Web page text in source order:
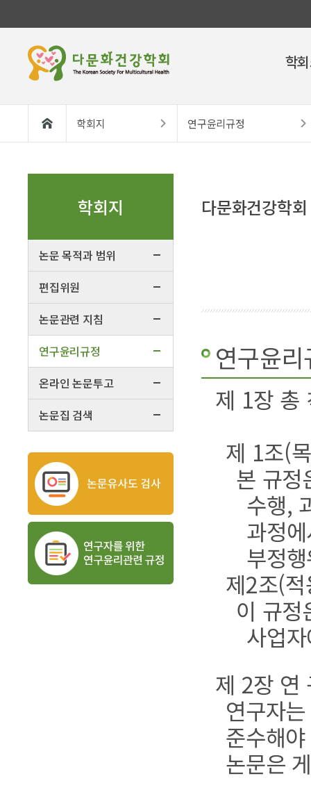
학
학회지 연구윤리규정
학회지
논문 목적과 범위
편집위원
논문관련 지침
연구윤리규정
온라인 논문투고
논문집 검색
다문화건강학
연구윤
제 1장 총
제 1조(
본 규정
수행,
과정
부정
제2조(
이 규정
사업
제 2장 연
연구자
준수해
논문은